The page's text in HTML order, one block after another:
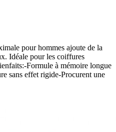
pour hommes ajoute de la
Idéale pour les coiffures
Formule à mémoire longue
sans effet rigide-Procurent une